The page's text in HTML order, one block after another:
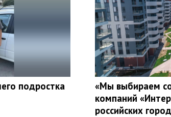
подростка
«Мы выбираем
компаний
российских